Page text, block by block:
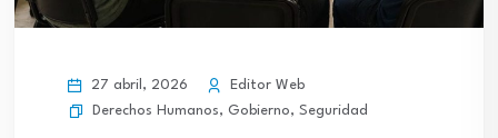
27 abril, 2026
Editor Web
Derechos Humanos, Gobierno, Seguridad